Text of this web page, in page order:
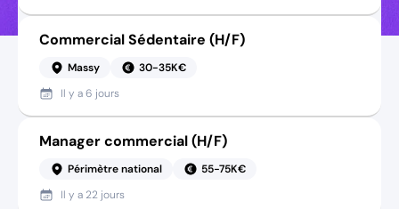
Commercial Sédentaire (H/F)
Massy
30-35K€
Il y a6 jours
Manager commercial (H/F)
Périmètre national
55-75K€
Il y a 22 jours